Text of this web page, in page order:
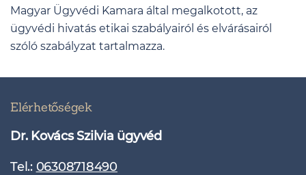
Magyar Ügyvédi Kamara által megalkotott, az
ügyvédi hivatás etikai szabályairól és elvárásairól
szóló szabályzat tartalmazza.
Elérhetőségek
Dr. Kovács Szilvia ügyvéd
Tel.: 06308718490